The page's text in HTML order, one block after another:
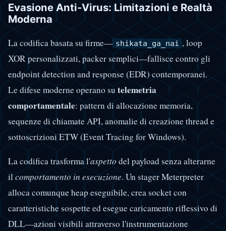
Evasione Anti-Virus: Limitazioni e Realtà
Moderna
La codifica basata su firme— shikata_ga_nai , loop
XOR personalizzati, packer semplici—fallisce contro gli
endpoint detection and response (EDR) contemporanei.
Le difese moderne operano su telemetria
comportamentale: pattern di allocazione memoria,
sequenze di chiamate API, anomalie di creazione thread e
sottoscrizioni ETW (Event Tracing for Windows).
La codifica trasforma l'aspetto del payload senza alterarne
ilcomportamento in esecuzione. Un stager Meterpreter
alloca comunque heap eseguibile, crea socket con
caratteristiche sospette ed esegue caricamento riflessivo di
DLL—azioni visibili attraverso l'instrumentazione